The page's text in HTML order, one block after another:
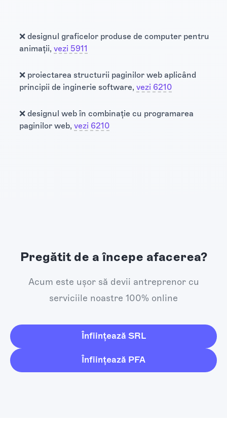
❌ designul graficelor produse de computer pentru
animații, vezi 5911
❌ proiectarea structurii paginilor web aplicând
principii de inginerie software, vezi 6210
❌ designul web în combinație cu programarea
paginilor web, vezi 6210
Pregătit de a începe afacerea?
Acum este ușor să devii antreprenor cu
serviciile noastre 100% online
Înființează SRL
Înființează PFA